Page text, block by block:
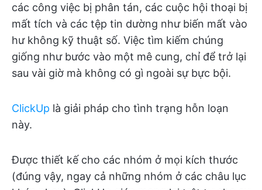
các công việc bị phân tán, các cuộc hội thoại bị
mất tích và các tệp tin dường như biến mất vào
hư không kỹ thuật số. Việc tìm kiếm chúng
giống như bước vào một mê cung, chỉ để trở lại
sau vài giờ mà không có gì ngoài sự bực bội.
ClickUp là giải pháp cho tình trạng hỗn loạn
này.
Được thiết kế cho các nhóm ở mọi kích thước
(đúng vậy, ngay cả những nhóm ở các châu lục